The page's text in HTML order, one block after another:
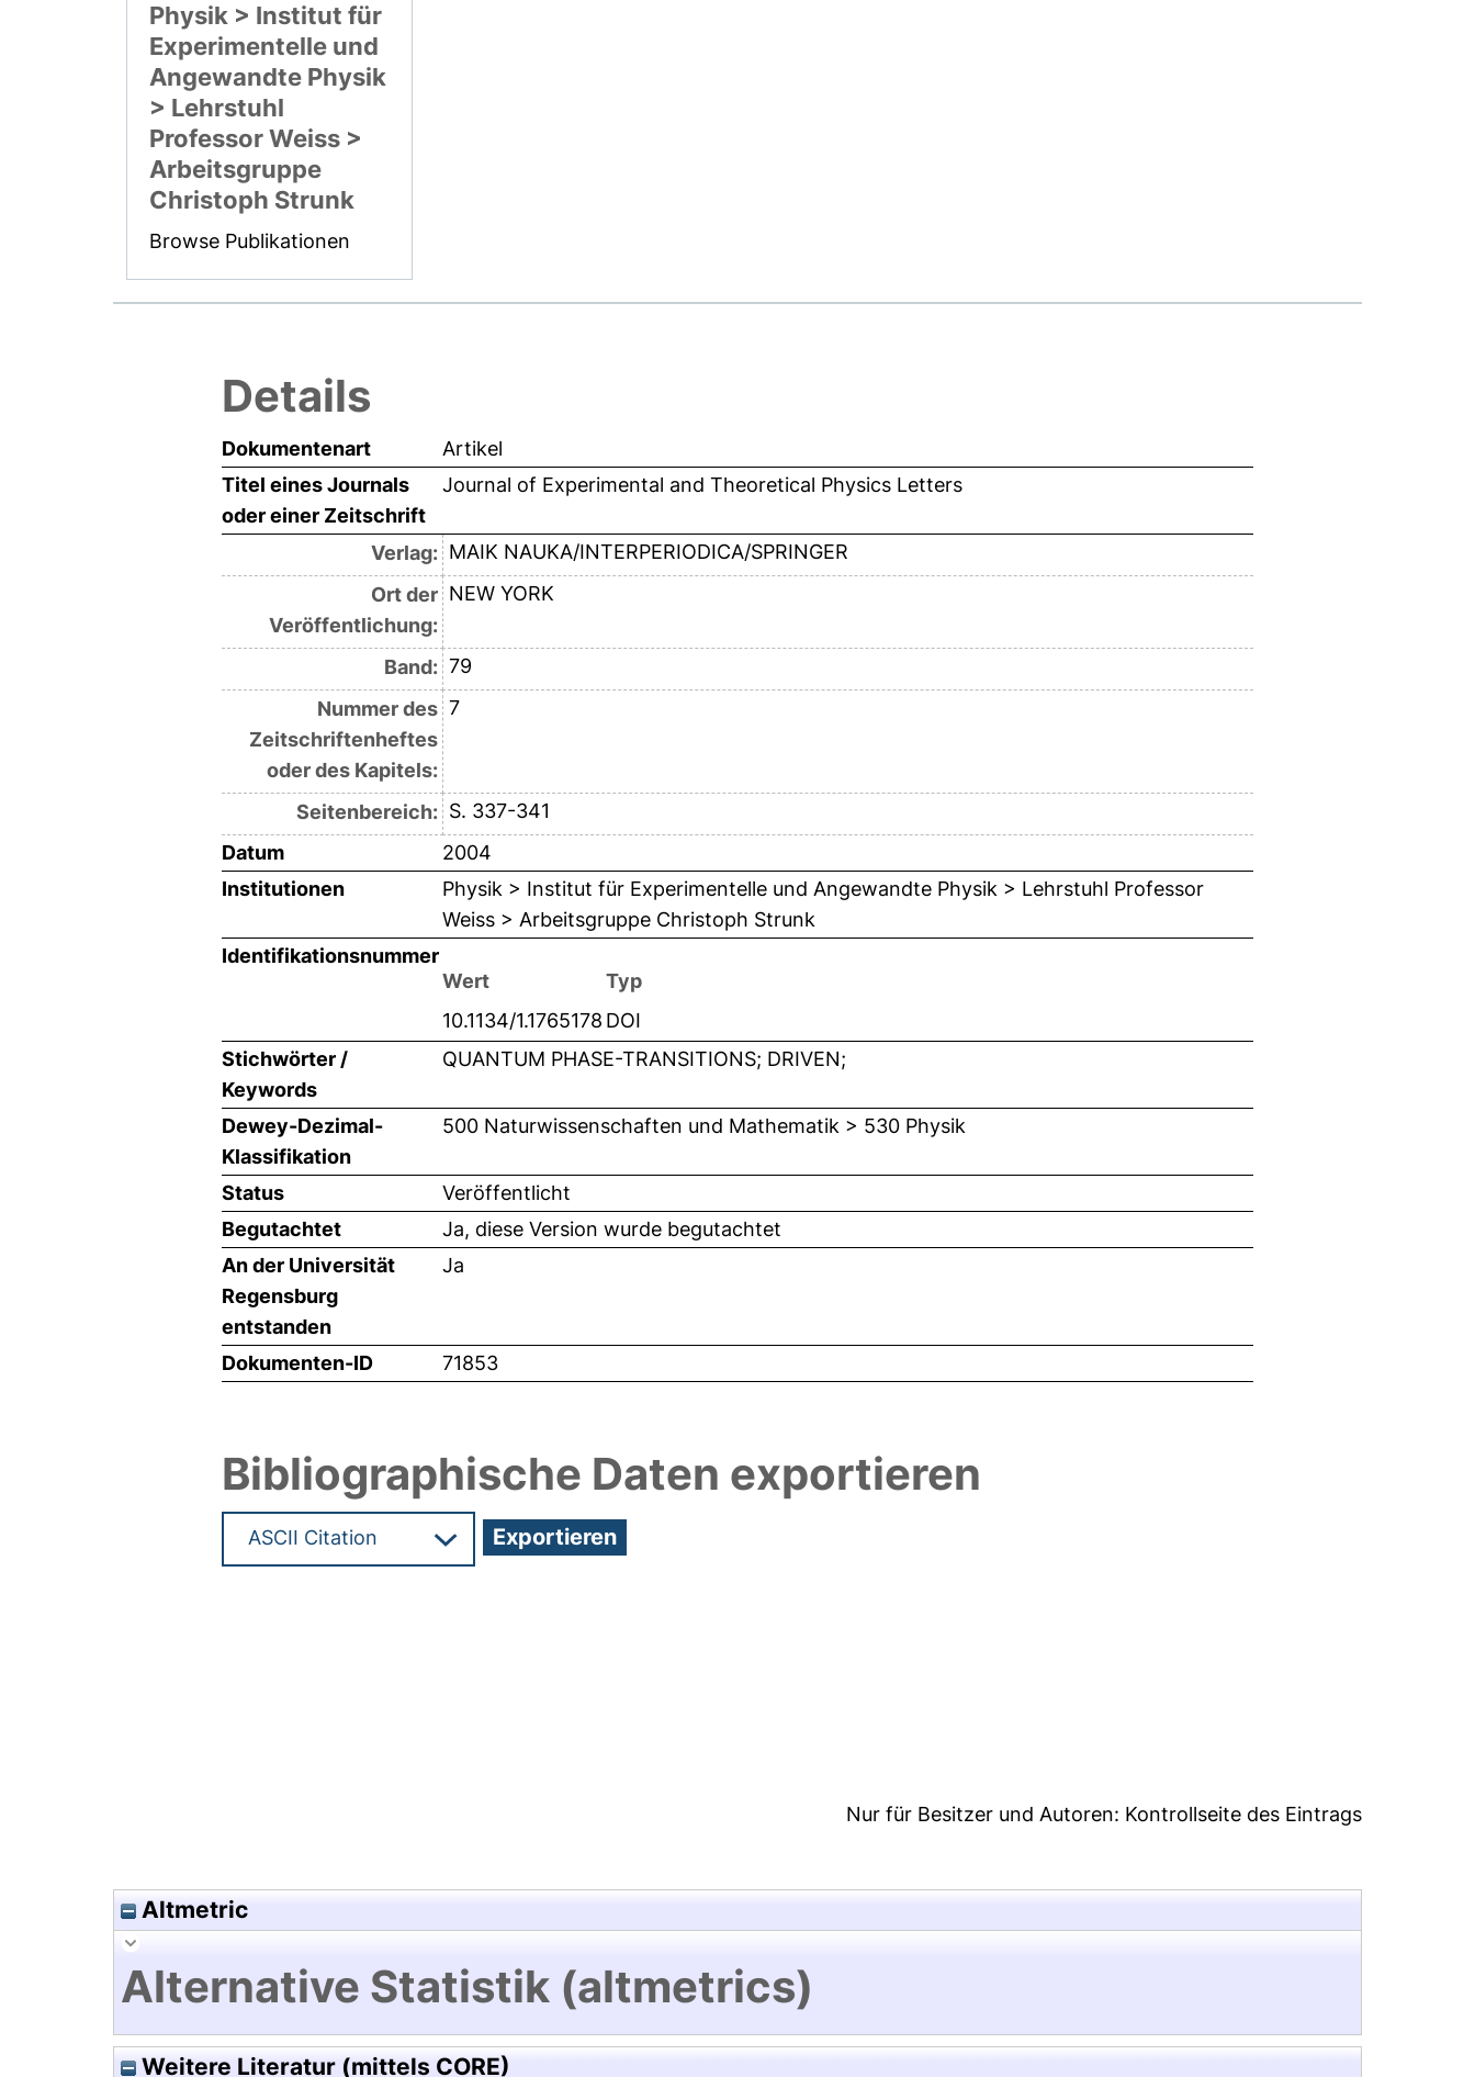
Physik > Institut für
Experimentelle und
Angewandte Physik
> Lehrstuhl
Professor Weiss >
Arbeitsgruppe
Christoph Strunk
Browse Publikationen
Details
Dokumentenart
Artikel
Titel eines Journals
oder einer Zeitschrift
Journal of Experimental and Theoretical Physics Letters
Verlag: MAIK NAUKA/INTERPERIODICA/SPRINGER
Ort der
Veröffentlichung:
NEW YORK
Band: 79
Nummer des
Zeitschriftenheftes
oder des Kapitels:
7
Seitenbereich: S. 337-341
Datum
2004
Institutionen
Physik > Institut für Experimentelle und Angewandte Physik > Lehrstuhl Professor
Weiss > Arbeitsgruppe Christoph Strunk
Identifikationsnummer
Wert
Typ
10.1134/1.1765178 DOI
Stichwörter /
Keywords
QUANTUM PHASE-TRANSITIONS; DRIVEN;
Dewey-Dezimal-
Klassifikation
500 Naturwissenschaften und Mathematik > 530 Physik
Status
Veröffentlicht
Begutachtet
Ja, diese Version wurde begutachtet
An der Universität
Regensburg
entstanden
Ja
Dokumenten-ID 71853
Bibliographische Daten exportieren
Nur für Besitzer und Autoren: Kontrollseite des Eintrags
Altmetric
Alternative Statistik (altmetrics)
Weitere Literatur (mittels CORE)